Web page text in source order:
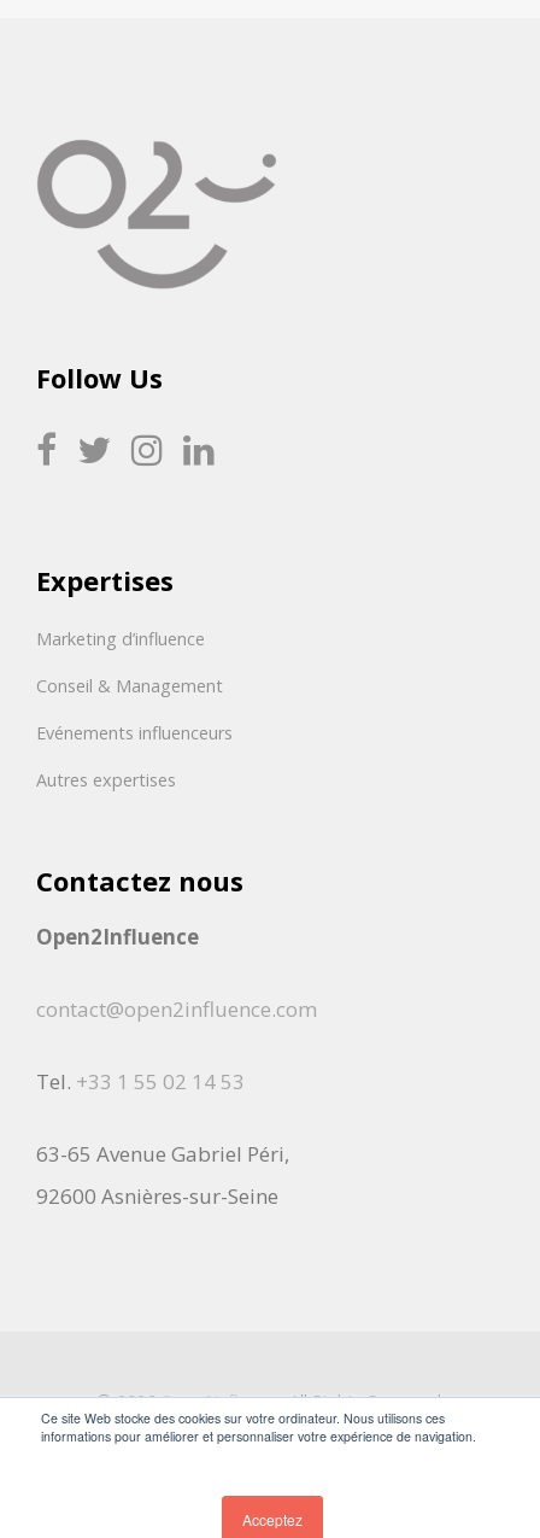
Ce site Web stocke des cookies sur votre ordinateur. Nous utilisons ces
informations pour améliorer et personnaliser votre expérience de navigation.
Acceptez
Follow Us
Expertises
Marketing d’influence
Conseil & Management
Evénements influenceurs
Autres expertises
Contactez nous
Open2Influence
contact@open2influence.com
Tel. +33 1 55 02 14 53
63-65 Avenue Gabriel Péri,
92600 Asnières-sur-Seine
© 2026Open2InfluenceAll Rights Reserved.